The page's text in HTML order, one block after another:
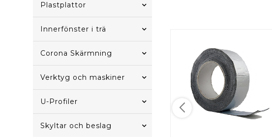
Plastplattor
Innerfönster i trä
Corona Skärmning
Verktyg och maskiner
U-Profiler
Skyltar och beslag